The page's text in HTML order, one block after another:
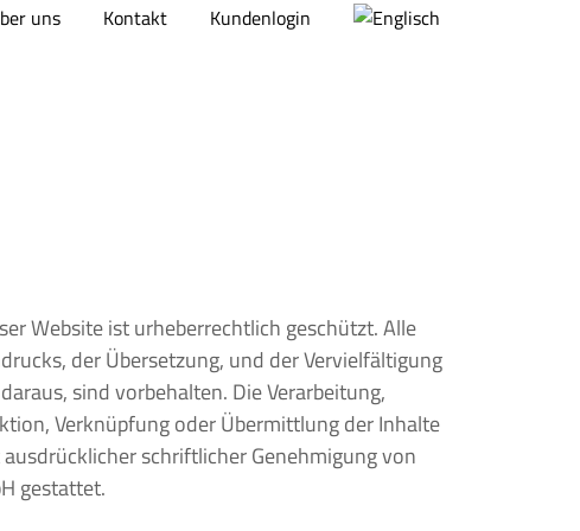
uns Kontakt Kundenlogin
Website ist urheberrechtlich geschützt. Alle
der Übersetzung, und der Vervielfältigung
sind vorbehalten. Die Verarbeitung,
Verknüpfung oder Übermittlung der Inhalte
schriftlicher Genehmigung von
gestattet.